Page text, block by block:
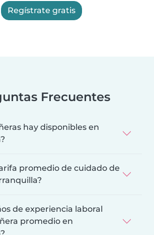
Regístrate gratis
Frecuentes
hay disponibles en
promedio de cuidado de
de experiencia laboral
promedio en